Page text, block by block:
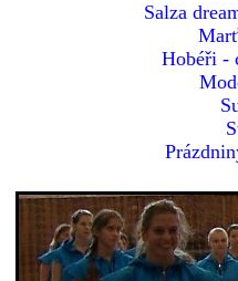
Salza
Hobéři -